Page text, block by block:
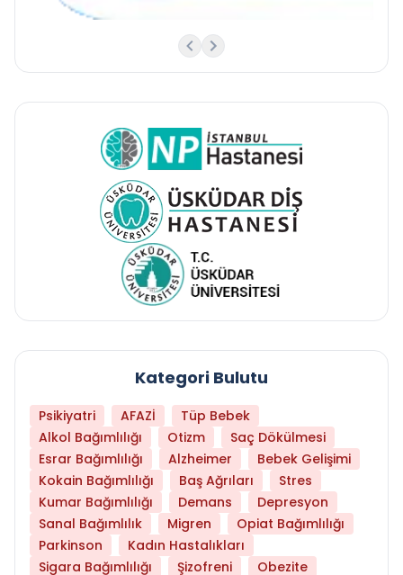
Kategori Bulutu
Psikiyatri AFAZİ
Tüp Bebek
Alkol Bağımlılığı
Otizm
Saç Dökülmesi
Esrar Bağımlılığı
Alzheimer
Bebek Gelişimi
Kokain Bağımlılığı
Baş Ağrıları
Stres
Kumar Bağımlılığı
Demans
Depresyon
Sanal Bağımlılık
Migren
Opiat Bağımlılığı
Parkinson
Kadın Hastalıkları
Sigara Bağımlılığı
Şizofreni
Obezite